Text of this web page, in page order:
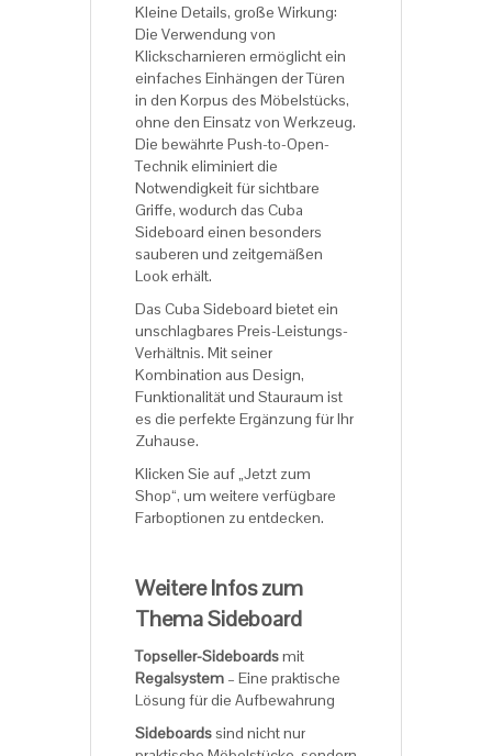
Kleine Details, große Wirkung:
Die Verwendung von
Klickscharnieren ermöglicht ein
einfaches Einhängen der Türen
in den Korpus des Möbelstücks,
ohne den Einsatz von Werkzeug.
Die bewährte Push-to-Open-
Technik eliminiert die
Notwendigkeit für sichtbare
Griffe, wodurch das Cuba
Sideboard einen besonders
sauberen und zeitgemäßen
Look erhält.
Das Cuba Sideboard bietet ein
unschlagbares Preis-Leistungs-
Verhältnis. Mit seiner
Kombination aus Design,
Funktionalität und Stauraum ist
es die perfekte Ergänzung für Ihr
Zuhause.
Klicken Sie auf „Jetzt zum
Shop“, um weitere verfügbare
Farboptionen zu entdecken.
Weitere Infos zum
Thema Sideboard
Topseller-Sideboardsmit
Regalsystem – Eine praktische
Lösung für die Aufbewahrung
Sideboardssind nicht nur